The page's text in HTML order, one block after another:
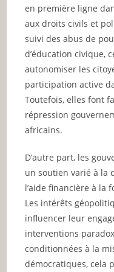
en première ligne
aux droits civils et
suivi des abus de
d’éducation civique,
autonomiser les
participation active
Toutefois, elles font
répression
africains.
D’autre part, les
un soutien varié à la
l’aide financière à la
Les intérêts
influencer leur
interventions
conditionnées à la
démocratiques, cela